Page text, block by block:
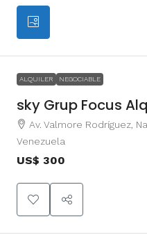
ALQUILER NEGOCIABLE
sky Grup Focus
Av. Valmore Rodríguez,
Venezuela
US$ 300